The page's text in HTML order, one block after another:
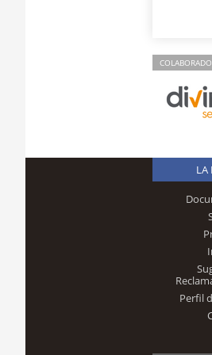
LA
Perfil